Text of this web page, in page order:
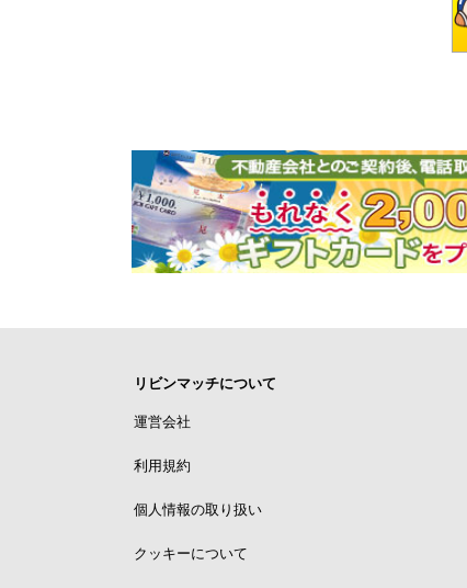
リビンマッチについて
運営会社
利用規約
個人情報の取り扱い
クッキーについて